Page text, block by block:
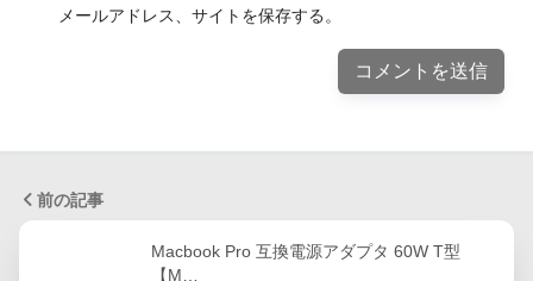
メールアドレス、サイトを保存する。
前の記事
Macbook Pro 互換電源アダプタ 60W T型
【M…